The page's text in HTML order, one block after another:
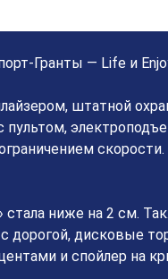
Гранты — Life и
штатной
стала ниже на 2 см.
дорогой, дисковые
и спойлер на